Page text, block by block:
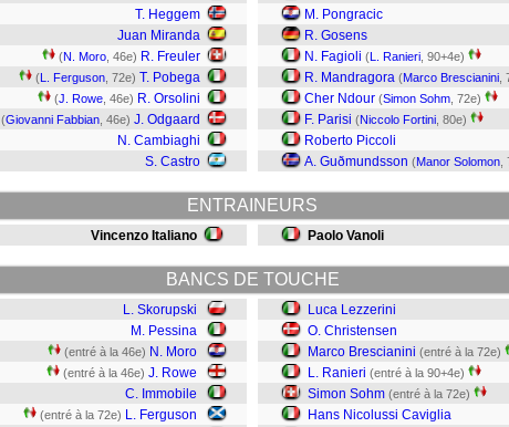
T. Heggem
Juan Miranda
(N. Moro , 46e) R. Freuler
(L. Ferguson , 72e) T. Pobega
(J. Rowe , 46e) R. Orsolini
(Giovanni Fabbian , 46e) J. Odgaard
N. Cambiaghi
S. Castro
M. Pongracic
R. Gosens
N. Fagioli (L. Ranieri , 90+4e)
R. Mandragora (Marco Brescianini
Cher Ndour (Simon Sohm , 72e)
F. Parisi (Niccolo Fortini , 80e)
Roberto Piccoli
A. Guðmundsson (Manor Solomon
ENTRAINEURS
Vincenzo Italiano Paolo Vanoli
BANCS DE TOUCHE
L. Skorupski
M. Pessina
(entré à la 46e) N. Moro
(entré à la 46e) J. Rowe
C. Immobile
(entré à la 72e) L. Ferguson
Luca Lezzerini
O. Christensen
Marco Brescianini (entré à la 72e)
L. Ranieri (entré à la 90+4e)
Simon Sohm (entré à la 72e)
Hans Nicolussi Caviglia